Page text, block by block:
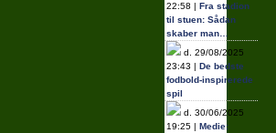
22:58 | Fra stadion
til stuen: Sådan
skaber man…
d. 29/08/2025
23:43 | De bedste
fodbold-inspirerede
spil
d. 30/06/2025
19:25 | Medie: